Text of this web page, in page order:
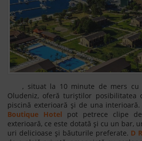
, situat la 10 minute de mers cu
Oludeniz, oferă turiștilor
piscină exterioară și de una interioară.
Boutique Hotel
pot petrece clipe
exterioară, ce este dotată și cu un bar,
uri delicioase și băuturile preferate. D